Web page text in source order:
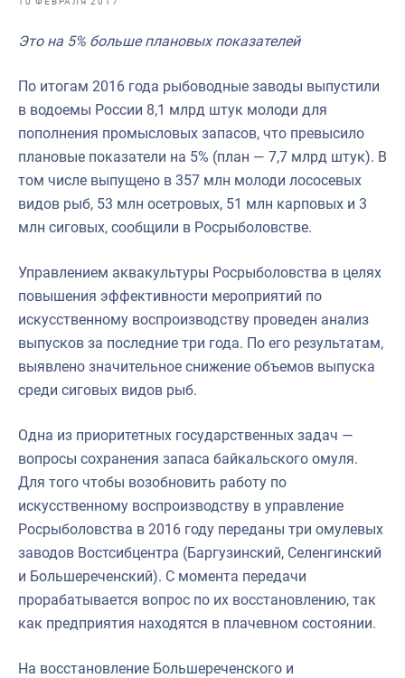
Выставки и конференции
Научно-практическая литература
Рыбоохрана России
Инфографика
Это на 5% больше плановых показателей
По итогам 2016 года рыбоводные заводы выпустили
в водоемы России 8,1 млрд штук молоди для
пополнения промысловых запасов, что превысило
плановые показатели на 5% (план — 7,7 млрд штук). В
том числе выпущено в 357 млн молоди лососевых
видов рыб, 53 млн осетровых, 51 млн карповых и 3
млн сиговых, сообщили в Росрыболовстве.
Управлением аквакультуры Росрыболовства в целях
повышения эффективности мероприятий по
искусственному воспроизводству проведен анализ
выпусков за последние три года. По его результатам,
выявлено значительное снижение объемов выпуска
среди сиговых видов рыб.
Одна из приоритетных государственных задач —
вопросы сохранения запаса байкальского омуля.
Для того чтобы возобновить работу по
искусственному воспроизводству в управление
Росрыболовства в 2016 году переданы три омулевых
заводов Востсибцентра (Баргузинский, Селенгинский
и Большереченский). С момента передачи
прорабатывается вопрос по их восстановлению, так
как предприятия находятся в плачевном состоянии.
На восстановление Большереченского и